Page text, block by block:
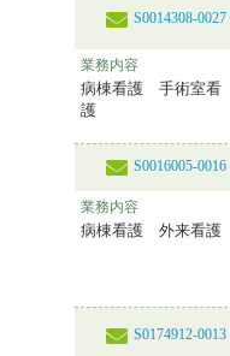
S0014308-0027
業務内容
病棟看護 手術室看
護
S0016005-0016
業務内容
病棟看護 外来看護
S0174912-0013